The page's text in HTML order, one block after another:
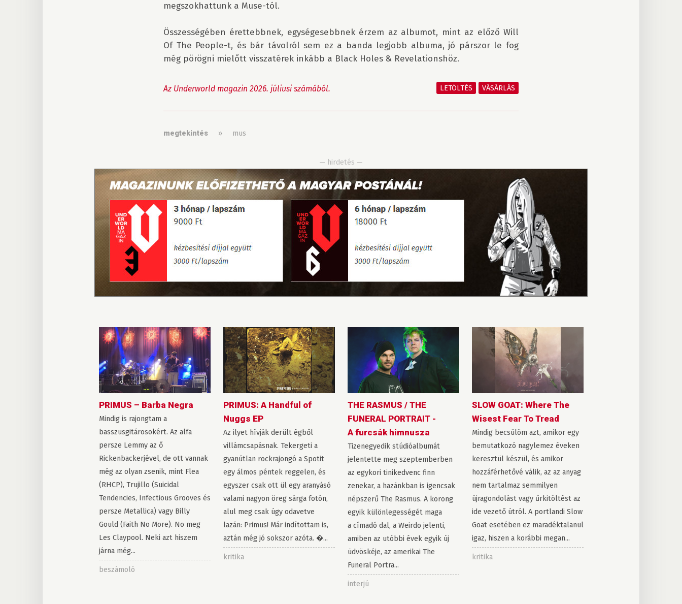
megszokhattunk a Muse-tól.
Összességében érettebbnek, egységesebbnek érzem az albumot, mint az előző Will
Of The People-t, és bár távolról sem ez a banda legjobb albuma, jó párszor le fog
még pörögni mielőtt visszatérek inkább a Black Holes & Revelationshöz.
LETÖLTÉS VÁSÁRLÁS
Az Underworld magazin 2026. júliusi számából.
megtekintés » mus
— hirdetés —
PRIMUS – Barba Negra
Mindig is rajongtam a
basszusgitárosokért. Az alfa
persze Lemmy az ő
Rickenbackerjével, de ott vannak
még az olyan zsenik, mint Flea
(RHCP), Trujillo (Suicidal
Tendencies, Infectious Grooves és
persze Metallica) vagy Billy
Gould (Faith No More). No meg
Les Claypool. Neki azt hiszem
járna még...
beszámoló
PRIMUS: A Handful of
Nuggs EP
Az ilyet hívják derült égből
villámcsapásnak. Tekergeti a
gyanútlan rockrajongó a Spotit
egy álmos péntek reggelen, és
egyszer csak ott ül egy aranyásó
valami nagyon öreg sárga fotón,
alul meg csak úgy odavetve
lazán: Primus! Már indítottam is,
aztán még jó sokszor azóta. �...
kritika
THE RASMUS / THE
FUNERAL PORTRAIT -
A furcsák himnusza
Tizenegyedik stúdióalbumát
jelentette meg szeptemberben
az egykori tinikedvenc finn
zenekar, a hazánkban is igencsak
népszerű The Rasmus. A korong
egyik különlegességét maga
a címadó dal, a Weirdo jelenti,
amiben az utóbbi évek egyik új
üdvöskéje, az amerikai The
Funeral Portra...
interjú
SLOW GOAT: Where The
Wisest Fear To Tread
Mindig becsülöm azt, amikor egy
bemutatkozó nagylemez éveken
keresztül készül, és amikor
hozzáférhetővé válik, az az anyag
nem tartalmaz semmilyen
újragondolást vagy űrkitöltést az
ide vezető útról. A portlandi Slow
Goat esetében ez maradéktalanul
igaz, hiszen a korábbi megan...
kritika